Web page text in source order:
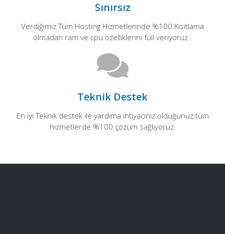
Sınırsız
Verdiğimiz Tüm Hosting Hizmetlerinde %100 Kısıtlama
olmadan ram ve cpu özelliklerini full veriyoruz .
Teknik Destek
En iyi Teknik destek ile yardıma ihtiyacınız olduğunuz tüm
hizmetlerde %100 çözüm sağlıyoruz.